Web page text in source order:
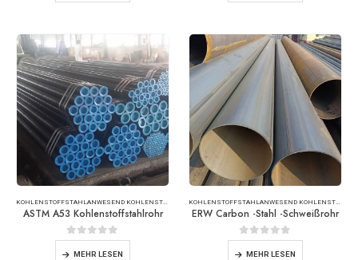
KOHLENSTOFFSTAHLANWESEND KOHLENSTOFFSTAHLROHR
ASTM A53 Kohlenstoffstahlrohr
0Von 5
MEHR LESEN
KOHLENSTOFFSTAHLANWESEND KOHLENSTOFFSTAHLROHR
ERW Carbon -Stahl -Schweißrohr
0Von 5
MEHR LESEN